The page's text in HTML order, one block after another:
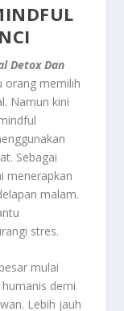
Detox Dan
orang memilih
Namun kini
Sebagai
menerapkan
malam.
stres.
mulai
demi
Lebih jauh